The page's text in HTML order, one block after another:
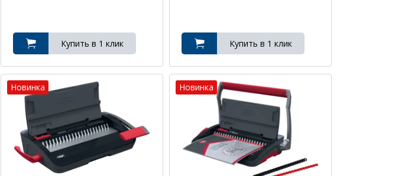
Новинка Новинка